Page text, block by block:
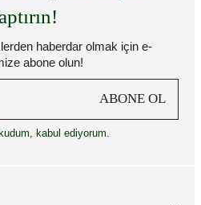
haberdar olmak için e-
abone olun!
ABONE OL
kabul ediyorum.